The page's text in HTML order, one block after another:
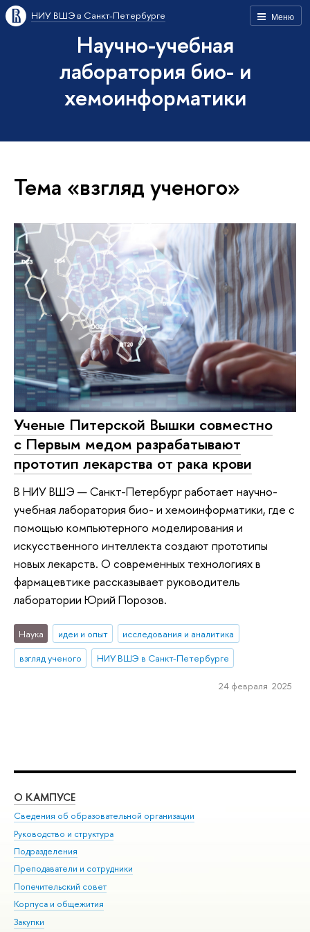
Меню
НИУ ВШЭ в Санкт-Петербурге
Научно-учебная
лаборатория био- и
хемоинформатики
Тема «взгляд ученого»
Ученые Питерской Вышки совместно
с Первым медом разрабатывают
прототип лекарства от рака крови
В НИУ ВШЭ — Санкт-Петербург работает научно-
учебная лаборатория био- и хемоинформатики, где с
помощью компьютерного моделирования и
искусственного интеллекта создают прототипы
новых лекарств. О современных технологиях в
фармацевтике рассказывает руководитель
лаборатории Юрий Порозов.
Наука идеи и опыт
исследования и аналитика
взгляд ученого
НИУ ВШЭ в Санкт-Петербурге
24 февраля 2025
О КАМПУСЕ
Сведения об образовательной организации
Руководство и структура
Подразделения
Преподаватели и сотрудники
Попечительский совет
Корпуса и общежития
Закупки